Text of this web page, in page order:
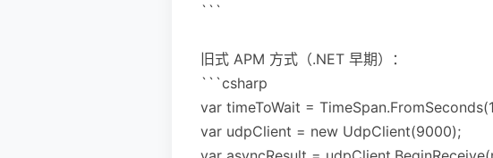
```
旧式 APM 方式（.NET 早期）：
```csharp
var timeToWait =
var udpClient = new UdpClient(9000);